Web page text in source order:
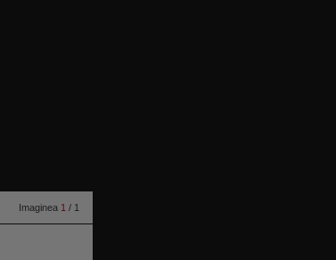
Imaginea 1 / 1